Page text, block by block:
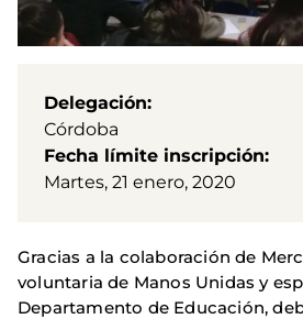
Delegación
Córdoba
Fecha límite inscripción
Martes, 21 enero, 2020
Gracias a la colaboración de
voluntaria de Manos Unidas y
Departamento de Educación,